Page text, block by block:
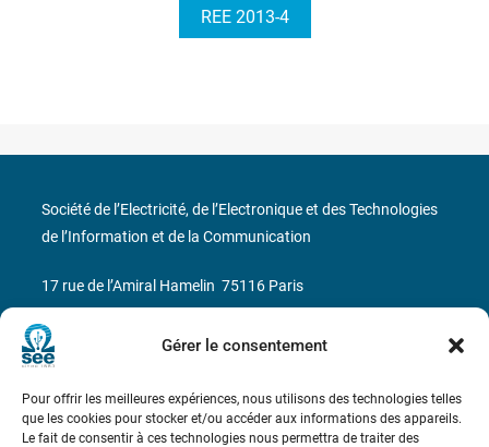
Gérer le consentement
Pour offrir les meilleures expériences, nous utilisons des technologies telles
que les cookies pour stocker et/ou accéder aux informations des appareils.
Le fait de consentir à ces technologies nous permettra de traiter des
REE 2013-4
Société de l’Electricité, de l’Electronique et des Technologies
de l’Information et de la Communication
17 rue de l’Amiral Hamelin 75116 Paris
Métro : « Boissière » Ligne 6 et « Iéna » Ligne 9
N° de SIREN : 785 393 232, Code APE : 9412Z TVA intra-